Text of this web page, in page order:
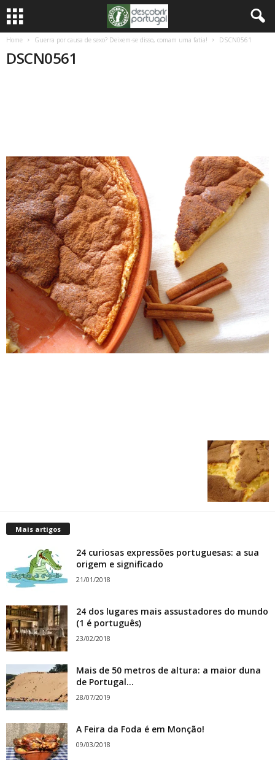
Home Guerra por causa de sexo? Deixem-se disso, comam uma fatia! DSCN0561
DSCN0561
Mais artigos
24 curiosas expressões portuguesas: a sua
origem e significado
21/01/2018
24 dos lugares mais assustadores do mundo
(1 é português)
23/02/2018
Mais de 50 metros de altura: a maior duna
de Portugal...
28/07/2019
A Feira da Foda é em Monção!
09/03/2018